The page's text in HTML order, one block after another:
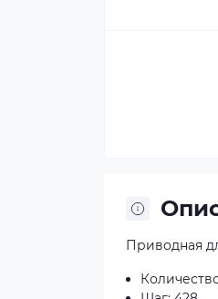
Приводная